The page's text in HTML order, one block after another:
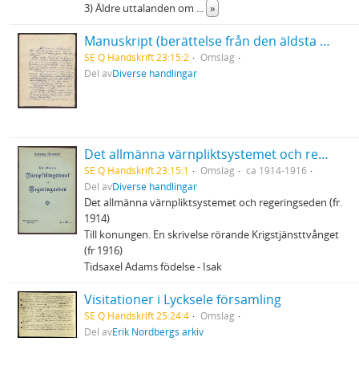
3) Äldre uttalanden om ... »
Manuskript (berättelse från den äldsta kyrkans dagar om en ung krigstjänstvägrare som hette Marimilianus)
SE Q Handskrift 23:15:2
Omslag
Del avDiverse handlingar
Det allmänna värnpliktsystemet och regeringseden m.m.
SE Q Handskrift 23:15:1 Omslag
ca 1914-1916
Del avDiverse handlingar
Det allmänna värnpliktsystemet och regeringseden (fr.
1914)
Till konungen. En skrivelse rörande Krigstjänsttvånget
(fr 1916)
Tidsaxel Adams födelse - Isak
Visitationer i Lycksele församling
SE Q Handskrift 25:24:4
Omslag
Del avErik Nordbergs arkiv